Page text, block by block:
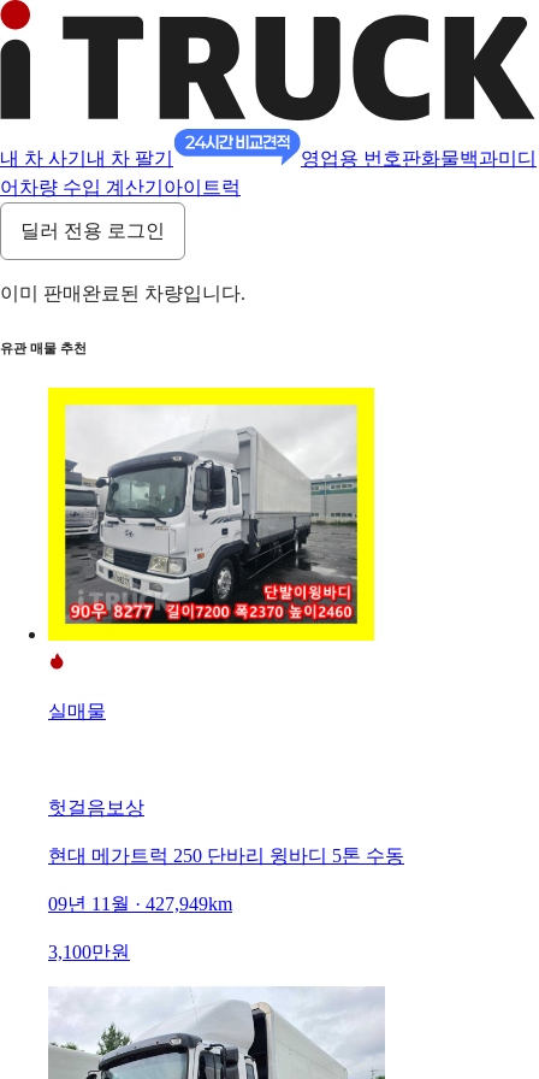
내 차 사기 내 차 팔기 영업용 번호판화물백과미디
어 차량 수입 계산기 아이트럭
딜러 전용 로그인
이미 판매완료된 차량입니다.
유관 매물 추천
실매물
헛걸음보상
현대 메가트럭 250 단바리 윙바디 5톤 수동
09년 11월 · 427,949km
3,100만원